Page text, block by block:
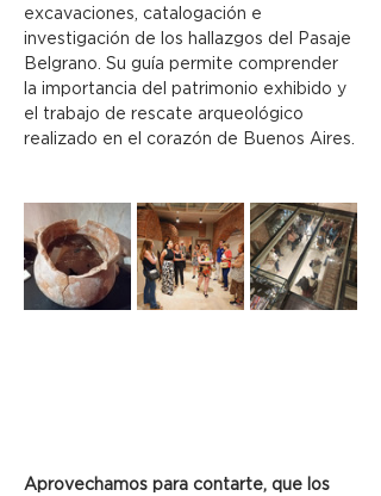
excavaciones, catalogación e
investigación de los hallazgos del Pasaje
Belgrano. Su guía permite comprender
la importancia del patrimonio exhibido y
el trabajo de rescate arqueológico
realizado en el corazón de Buenos Aires.
Aprovechamos para contarte, que los